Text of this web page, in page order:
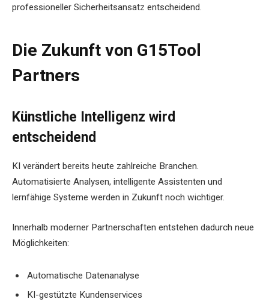
professioneller Sicherheitsansatz entscheidend.
Die Zukunft von G15Tool
Partners
Künstliche Intelligenz wird
entscheidend
KI verändert bereits heute zahlreiche Branchen.
Automatisierte Analysen, intelligente Assistenten und
lernfähige Systeme werden in Zukunft noch wichtiger.
Innerhalb moderner Partnerschaften entstehen dadurch neue
Möglichkeiten:
Automatische Datenanalyse
KI-gestützte Kundenservices